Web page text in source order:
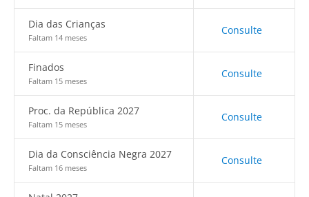
Dia das Crianças
Faltam 14 meses
Consulte
Finados
Faltam 15 meses
Consulte
Proc. da República 2027
Faltam 15 meses
Consulte
Dia da Consciência Negra 2027
Faltam 16 meses
Consulte